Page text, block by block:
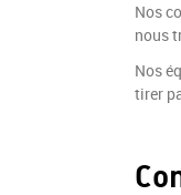
Nos
nous
Nos
tirer